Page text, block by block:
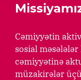
Cəmiyyətin
sosial
cəmiyyətinə
müzakirələr